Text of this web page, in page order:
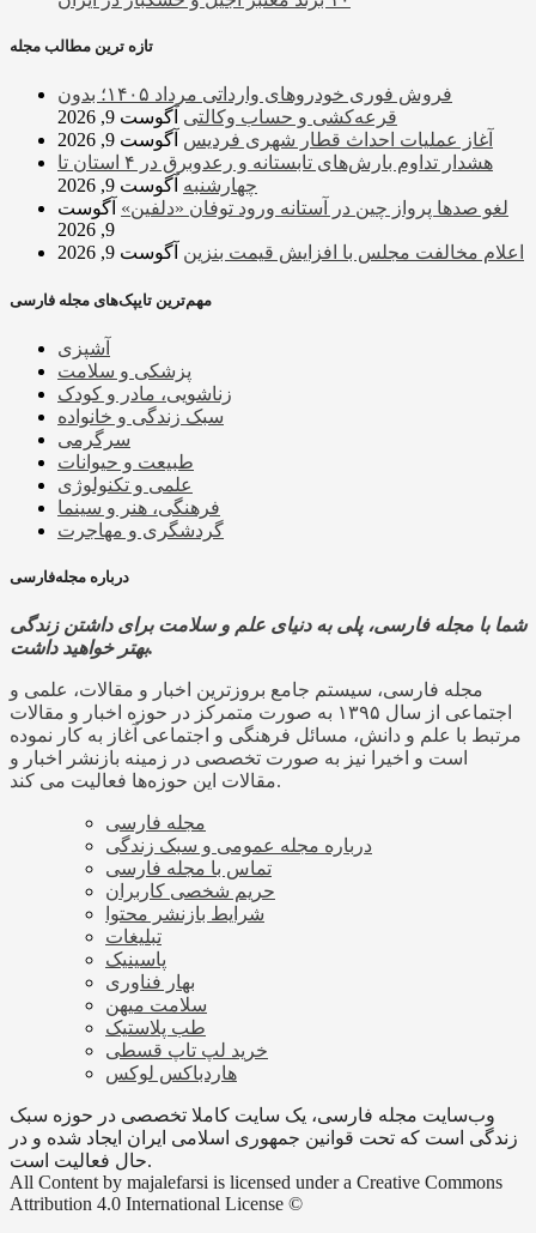
تازه ترین مطالب مجله
فروش فوری خودروهای وارداتی مرداد ۱۴۰۵؛ بدون
قرعه‌کشی و حساب وکالتی آگوست 9, 2026
آغاز عملیات احداث قطار شهری فردیس آگوست 9, 2026
هشدار تداوم بارش‌های تابستانه و رعدوبرق در ۴ استان تا
چهارشنبه آگوست 9, 2026
لغو صدها پرواز چین در آستانه ورود توفان «دلفین» آگوست
9, 2026
اعلام مخالفت مجلس با افزایش قیمت بنزین آگوست 9, 2026
مهم‌ترین تایپک‌های مجله فارسی
آشپزی
پزشکی و سلامت
زناشویی، مادر و کودک
سبک زندگی و خانواده
سرگرمی
طبیعت و حیوانات
علمی و تکنولوژی
فرهنگی، هنر و سینما
گردشگری و مهاجرت
درباره مجله‌فارسی
شما با مجله فارسی، پلی به دنیای علم و سلامت برای داشتن زندگی
بهتر خواهید داشت.
مجله فارسی، سیستم جامع بروزترین اخبار و مقالات، علمی و
اجتماعی از سال ۱۳۹۵ به صورت متمرکز در حوزه اخبار و مقالات
مرتبط با علم و دانش، مسائل فرهنگی و اجتماعی آغاز به کار نموده
است و اخیرا نیز به صورت تخصصی در زمینه بازنشر اخبار و
مقالات این حوزه‌ها فعالیت می کند.
مجله فارسی
درباره مجله عمومی و سبک زندگی
تماس با مجله فارسی
حریم شخصی کاربران
شرایط بازنشر محتوا
تبلیغات
پاسینیک
بهار فناوری
سلامت میهن
طب پلاستیک
خرید لپ تاپ قسطی
هاردباکس لوکس
وب‌سایت مجله فارسی، یک سایت کاملا تخصصی در حوزه سبک
زندگی است که تحت قوانین جمهوری اسلامی ایران ایجاد شده و در
حال فعالیت است.
All Content by majalefarsi is licensed under a Creative Commons
Attribution 4.0 International License ©️